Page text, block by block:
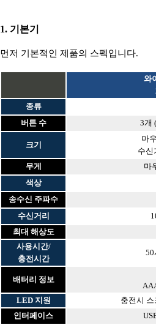
1. 기본기
먼저 기본적인 제품의 스펙입니다.
와
종류
버튼 수
3개
크기
마
수신
무게
마
색상
송수신 주파수
수신거리
최대 해상도
사용시간/
충전시간
50
배터리 정보
LED 지원
충전시
인터페이스